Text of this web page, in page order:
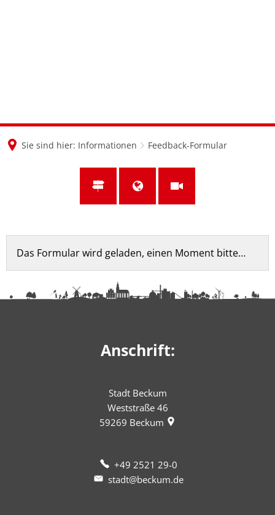
Sie sind hier: Informationen Feedback-Formular
Feedback-
Formular
Das Formular wird geladen, einen Moment bitte…
Anschrift:
Stadt Beckum
Weststraße 46
59269 Beckum
+49 2521 29-0
stadt@beckum.de